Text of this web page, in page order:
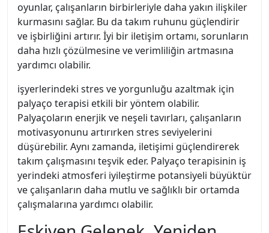
oyunlar, çalışanların birbirleriyle daha yakın ilişkiler
kurmasını sağlar. Bu da takım ruhunu güçlendirir
ve işbirliğini artırır. İyi bir iletişim ortamı, sorunların
daha hızlı çözülmesine ve verimliliğin artmasına
yardımcı olabilir.
işyerlerindeki stres ve yorgunluğu azaltmak için
palyaço terapisi etkili bir yöntem olabilir.
Palyaçoların enerjik ve neşeli tavırları, çalışanların
motivasyonunu artırırken stres seviyelerini
düşürebilir. Aynı zamanda, iletişimi güçlendirerek
takım çalışmasını teşvik eder. Palyaço terapisinin iş
yerindeki atmosferi iyileştirme potansiyeli büyüktür
ve çalışanların daha mutlu ve sağlıklı bir ortamda
çalışmalarına yardımcı olabilir.